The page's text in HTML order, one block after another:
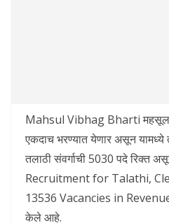
Mahsul Vibhag Bharti महसूल
एकदाच भरण्यात येणार असून
तलाठी संवर्गाची 5030 पदे रिक्त
Recruitment for Talathi,
13536 Vacancies in
केले आहे.